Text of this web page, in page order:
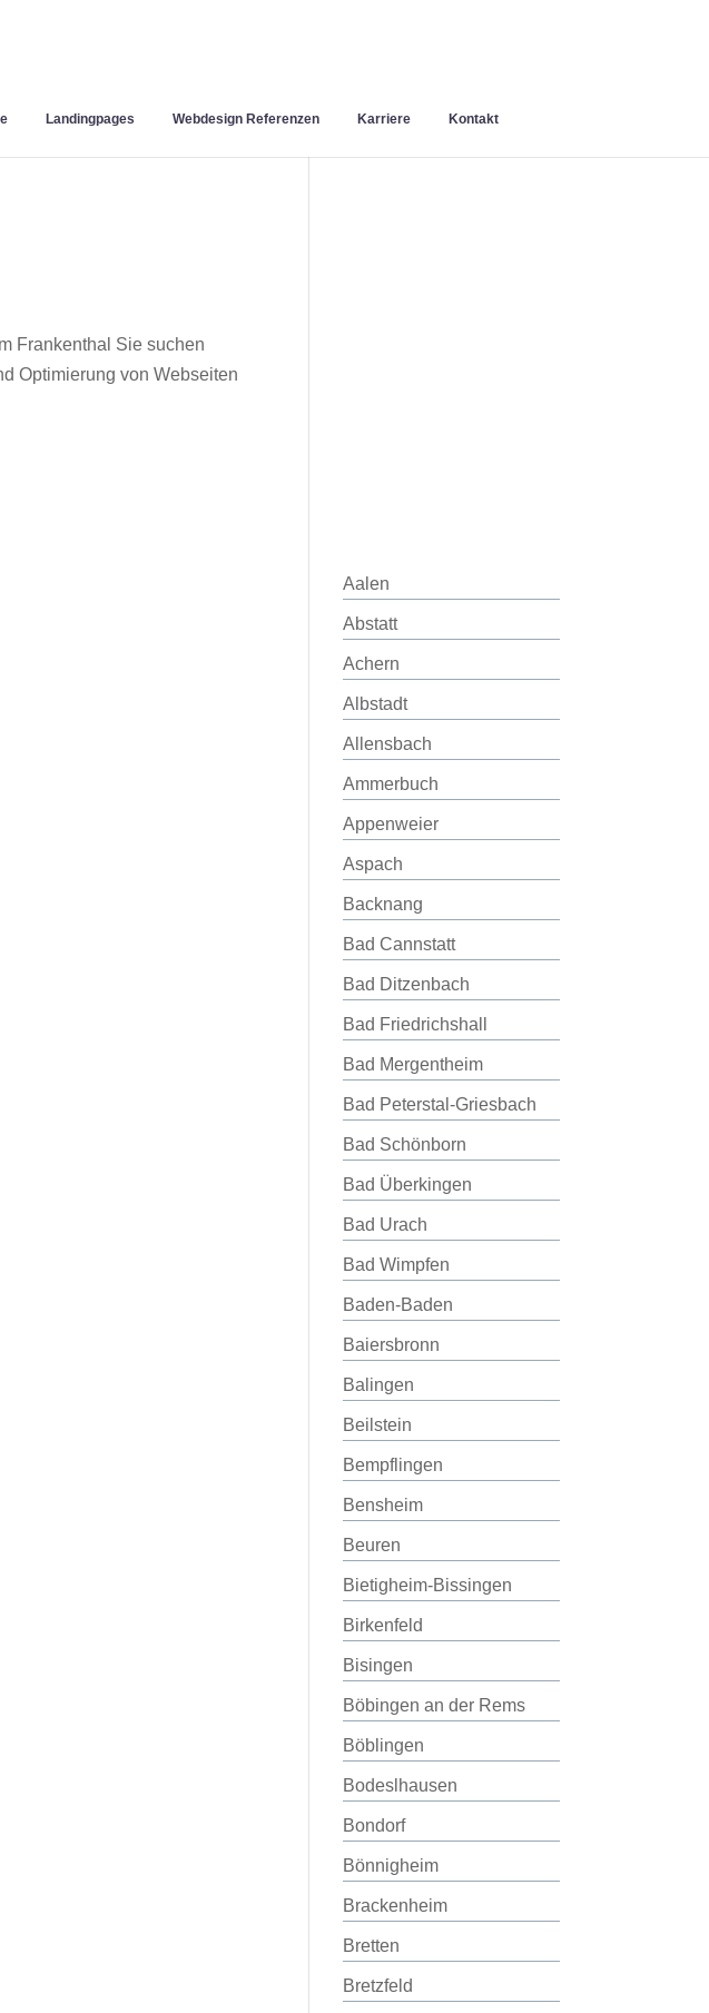
Landingpages Webdesign Referenzen Karriere Kontakt
Frankenthal Sie suchen
Optimierung von Webseiten
Aalen
Abstatt
Achern
Albstadt
Allensbach
Ammerbuch
Appenweier
Aspach
Backnang
Bad Cannstatt
Bad Ditzenbach
Bad Friedrichshall
Bad Mergentheim
Bad Peterstal-Griesbach
Bad Schönborn
Bad Überkingen
Bad Urach
Bad Wimpfen
Baden-Baden
Baiersbronn
Balingen
Beilstein
Bempflingen
Bensheim
Beuren
Bietigheim-Bissingen
Birkenfeld
Bisingen
Böbingen an der Rems
Böblingen
Bodeslhausen
Bondorf
Bönnigheim
Brackenheim
Bretten
Bretzfeld